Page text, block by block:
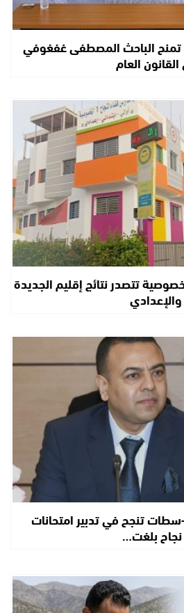
تمنح الباحث المصطفى غفغوفي
العام
تتصدر نتائج إقليم الجديدة
تنجح في تدبير امتحانات